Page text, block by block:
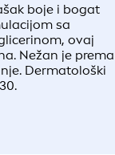
boje i bogat
sa
ovaj
Nežan je prema
Dermatološki